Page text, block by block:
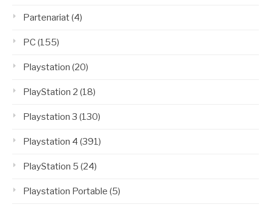
Partenariat(4)
PC(155)
Playstation (20)
PlayStation 2 (18)
Playstation 3 (130)
Playstation 4 (391)
PlayStation 5 (24)
Playstation Portable (5)